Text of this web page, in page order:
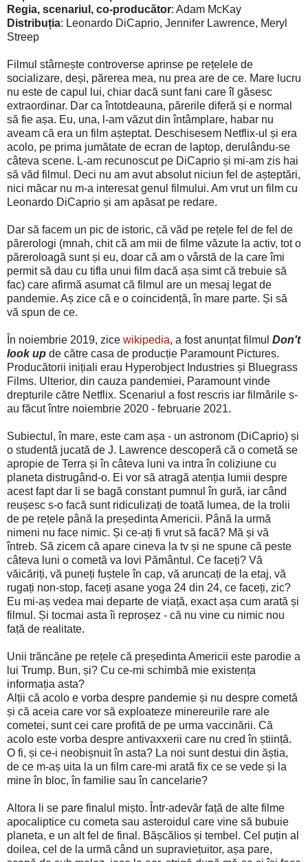
Regia, scenariul, co-producător: Adam McKay
Distribuția: Leonardo DiCaprio, Jennifer Lawrence, Meryl
Streep
Filmul stârnește controverse aprinse pe rețelele de
socializare, deși, părerea mea, nu prea are de ce. Mare lucru
nu este de capul lui, chiar dacă sunt fani care îl găsesc
extraordinar. Dar ca întotdeauna, părerile diferă și e normal
să fie așa. Eu, una, l-am văzut din întâmplare, habar nu
aveam că era un film așteptat. Deschisesem Netflix-ul și era
acolo, pe prima jumătate de ecran de laptop, derulându-se
câteva scene. L-am recunoscut pe DiCaprio și mi-am zis hai
să văd filmul. Deci nu am avut absolut niciun fel de așteptări,
nici măcar nu m-a interesat genul filmului. Am vrut un film cu
Leonardo DiCaprio și am apăsat pe redare.
Dar să facem un pic de istoric, că văd pe rețele fel de fel de
părerologi (mnah, chit că am mii de filme văzute la activ, tot o
păreroloagă sunt și eu, doar că am o vârstă de la care îmi
permit să dau cu tifla unui film dacă așa simt că trebuie să
fac) care afirmă asumat că filmul are un mesaj legat de
pandemie. Aș zice că e o coincidență, în mare parte. Și să
vă spun de ce.
În noiembrie 2019, zice wikipedia, a fost anunțat filmul Don't
look up de către casa de producție Paramount Pictures.
Producătorii inițiali erau Hyperobject Industries și Bluegrass
Films. Ulterior, din cauza pandemiei, Paramount vinde
drepturile către Netflix. Scenariul a fost rescris iar filmările s-
au făcut între noiembrie 2020 - februarie 2021.
Subiectul, în mare, este cam așa - un astronom (DiCaprio) și
o studentă jucată de J. Lawrence descoperă că o cometă se
apropie de Terra și în câteva luni va intra în coliziune cu
planeta distrugând-o. Ei vor să atragă atenția lumii despre
acest fapt dar li se bagă constant pumnul în gură, iar când
reușesc s-o facă sunt ridiculizați de toată lumea, de la trolii
de pe rețele până la președinta Americii. Până la urmă
nimeni nu face nimic. Și ce-ați fi vrut să facă? Mă și vă
întreb. Să zicem că apare cineva la tv și ne spune că peste
câteva luni o cometă va lovi Pământul. Ce faceți? Vă
văicăriți, vă puneți fuștele în cap, vă aruncați de la etaj, vă
rugați non-stop, faceți asane yoga 24 din 24, ce faceți, zic?
Eu mi-aș vedea mai departe de viață, exact așa cum arată și
filmul. Și tocmai asta îi reproșez - că nu vine cu nimic nou
față de realitate.
Unii trăncăne pe rețele că președinta Americii este parodie a
lui Trump. Bun, și? Cu ce-mi schimbă mie existența
informația asta?
Alții că acolo e vorba despre pandemie și nu despre cometă
și că aceia care vor să exploateze minereurile rare ale
cometei, sunt cei care profită de pe urma vaccinării. Că
acolo este vorba despre antivaxxerii care nu cred în știință.
O fi, și ce-i neobișnuit în asta? La noi sunt destui din ăștia,
de ce m-aș uita la un film care-mi arată fix ce se vede și la
mine în bloc, în familie sau în cancelarie?
Altora li se pare finalul mișto. Într-adevăr față de alte filme
apocaliptice cu cometa sau asteroidul care vine să bubuie
planeta, e un alt fel de final. Bășcălios și tembel. Cel puțin al
doilea, cel de la urmă când un supraviețuitor, așa pare,